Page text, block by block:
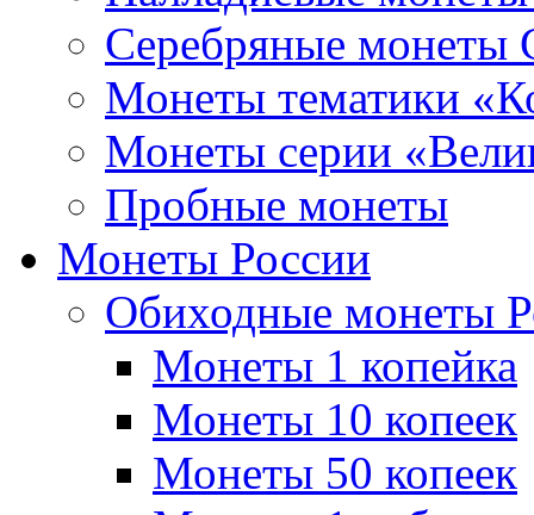
Серебряные монеты
Монеты тематики
Монеты серии
Пробные монеты
Монеты России
Обиходные монеты
Монеты 1 копейка
Монеты 10 копеек
Монеты 50 копеек